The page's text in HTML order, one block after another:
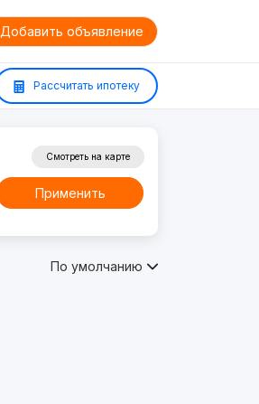
Добавить объявление
Рассчитать ипотеку
Смотреть на карте
Применить
По умолчанию